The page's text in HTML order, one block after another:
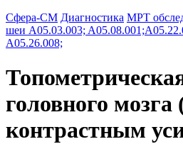
Сфера-СМ Диагностика МРТ
шеи A05.03.003;
A05.26.008;
головного мозга
контрастным